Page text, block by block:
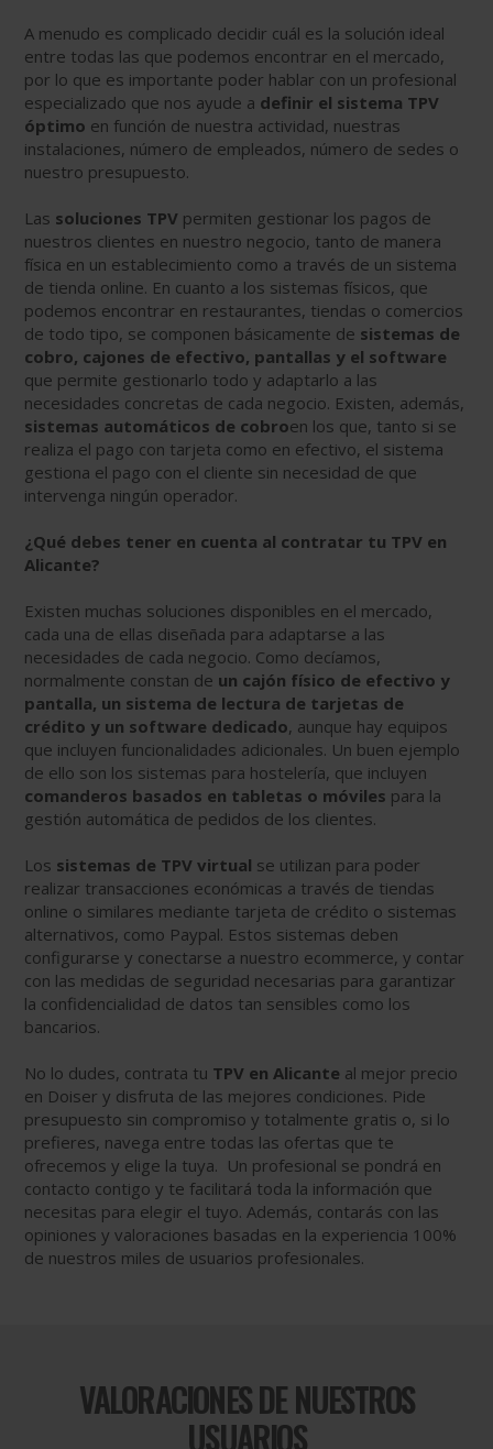
A menudo es complicado decidir cuál es la solución ideal
entre todas las que podemos encontrar en el mercado,
por lo que es importante poder hablar con un profesional
especializado que nos ayude a definir el sistema TPV
óptimo en función de nuestra actividad, nuestras
instalaciones, número de empleados, número de sedes o
nuestro presupuesto.
Las soluciones TPV permiten gestionar los pagos de
nuestros clientes en nuestro negocio, tanto de manera
física en un establecimiento como a través de un sistema
de tienda online. En cuanto a los sistemas físicos, que
podemos encontrar en restaurantes, tiendas o comercios
de todo tipo, se componen básicamente de sistemas de
cobro, cajones de efectivo, pantallas y el software
que permite gestionarlo todo y adaptarlo a las
necesidades concretas de cada negocio. Existen, además,
sistemas automáticos de cobroen los que, tanto si se
realiza el pago con tarjeta como en efectivo, el sistema
gestiona el pago con el cliente sin necesidad de que
intervenga ningún operador.
¿Qué debes tener en cuenta al contratar tu TPV en
Alicante?
Existen muchas soluciones disponibles en el mercado,
cada una de ellas diseñada para adaptarse a las
necesidades de cada negocio. Como decíamos,
normalmente constan de un cajón físico de efectivo y
pantalla, un sistema de lectura de tarjetas de
crédito y un software dedicado, aunque hay equipos
que incluyen funcionalidades adicionales. Un buen ejemplo
de ello son los sistemas para hostelería, que incluyen
comanderos basados en tabletas o móviles para la
gestión automática de pedidos de los clientes.
Los sistemas de TPV virtual se utilizan para poder
realizar transacciones económicas a través de tiendas
online o similares mediante tarjeta de crédito o sistemas
alternativos, como Paypal. Estos sistemas deben
configurarse y conectarse a nuestro ecommerce, y contar
con las medidas de seguridad necesarias para garantizar
la confidencialidad de datos tan sensibles como los
bancarios.
No lo dudes, contrata tu TPV en Alicante al mejor precio
en Doiser y disfruta de las mejores condiciones. Pide
presupuesto sin compromiso y totalmente gratis o, si lo
prefieres, navega entre todas las ofertas que te
ofrecemos y elige la tuya. Un profesional se pondrá en
contacto contigo y te facilitará toda la información que
necesitas para elegir el tuyo. Además, contarás con las
opiniones y valoraciones basadas en la experiencia 100%
de nuestros miles de usuarios profesionales.
VALORACIONES DE NUESTROS
USUARIOS